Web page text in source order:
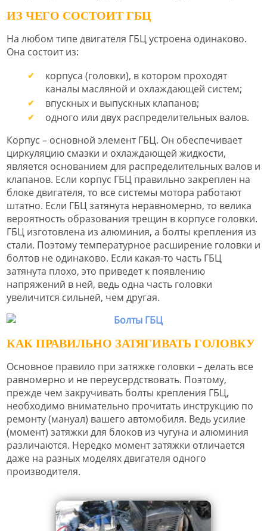
ИЗ ЧЕГО СОСТОИТ ГБЦ
На любом типе двигателя ГБЦ устроена одинаково.
Она состоит из:
корпуса (головки), в котором проходят
каналы масляной и охлаждающей систем;
впускных и выпускных клапанов;
одного или двух распределительных валов.
Корпус – основной элемент ГБЦ. Он обеспечивает
циркуляцию смазки и охлаждающей жидкости,
является основанием для распределительных валов и
клапанов. Если корпус ГБЦ правильно закреплен на
блоке двигателя, то все системы мотора работают
штатно. Если ГБЦ затянута неравномерно, то велика
вероятность образования трещин в корпусе головки.
ГБЦ изготовлена из алюминия, а болты крепления из
стали. Поэтому температурное расширение головки и
болтов не одинаково. Если какая-то часть ГБЦ
затянута плохо, это приведет к появлению
напряжений в ней, ведь одна часть головки
увеличится сильней, чем другая.
КАК ПРАВИЛЬНО ЗАТЯГИВАТЬ ГОЛОВКУ
Основное правило при затяжке головки – делать все
равномерно и не переусердствовать. Поэтому,
прежде чем закручивать болты крепления ГБЦ,
необходимо внимательно прочитать инструкцию по
ремонту (мануал) вашего автомобиля. Ведь усилие
(момент) затяжки для блоков из чугуна и алюминия
различаются. Нередко момент затяжки отличается
даже на разных моделях двигателя одного
производителя.